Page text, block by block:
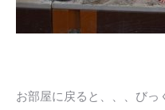
お部屋に戻ると、、、びっ